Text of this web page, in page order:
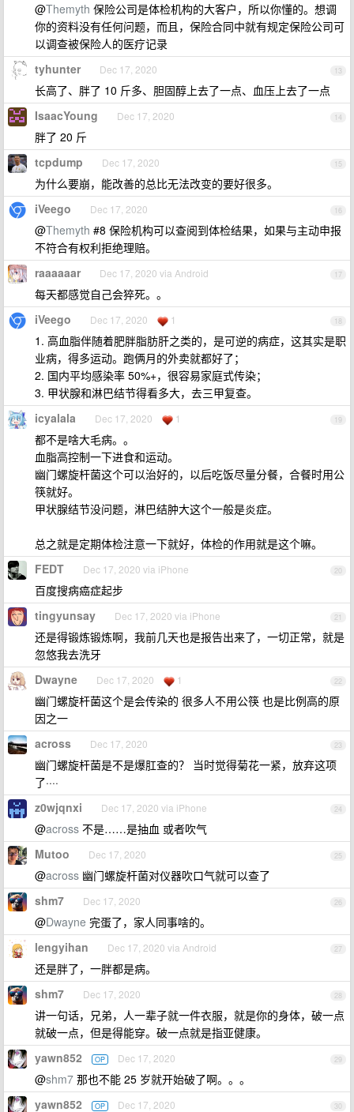
@Themyth 保险公司是体检机构的大客户，所以你懂的。想调
你的资料没有任何问题，而且，保险合同中就有规定保险公司可
以调查被保险人的医疗记录
13
tyhunter Dec 17, 2020
长高了、胖了 10 斤多、胆固醇上去了一点、血压上去了一点
14
IsaacYoung Dec 17, 2020
胖了 20 斤
15
tcpdump Dec 17, 2020
为什么要崩，能改善的总比无法改变的要好很多。
16
iVeego Dec 17, 2020
@Themyth #8 保险机构可以查阅到体检结果，如果与主动申报
不符合有权利拒绝理赔。
17
raaaaaar Dec 17, 2020 via Android
每天都感觉自己会猝死。。
18
iVeego Dec 17, 2020 1
1. 高血脂伴随着肥胖脂肪肝之类的，是可逆的病症，这其实是职
业病，得多运动。跑俩月的外卖就都好了；
2. 国内平均感染率 50%+，很容易家庭式传染；
3. 甲状腺和淋巴结节得看多大，去三甲复查。
19
icyalala Dec 17, 2020 1
都不是啥大毛病。。
血脂高控制一下进食和运动。
幽门螺旋杆菌这个可以治好的，以后吃饭尽量分餐，合餐时用公
筷就好。
甲状腺结节没问题，淋巴结肿大这个一般是炎症。
总之就是定期体检注意一下就好，体检的作用就是这个嘛。
20
FEDT Dec 17, 2020 via iPhone
百度搜病癌症起步
21
tingyunsay Dec 17, 2020 via iPhone
还是得锻炼锻炼啊，我前几天也是报告出来了，一切正常，就是
忽悠我去洗牙
22
Dwayne Dec 17, 2020 1
幽门螺旋杆菌这个是会传染的 很多人不用公筷 也是比例高的原
因之一
23
across Dec 17, 2020
幽门螺旋杆菌是不是爆肛查的？ 当时觉得菊花一紧，放弃这项
了····
24
z0wjqnxi Dec 17, 2020 via iPhone
@across 不是……是抽血 或者吹气
25
Mutoo Dec 17, 2020
@across 幽门螺旋杆菌对仪器吹口气就可以查了
26
shm7 Dec 17, 2020
@Dwayne 完蛋了，家人同事啥的。
27
lengyihan Dec 17, 2020 via Android
还是胖了，一胖都是病。
28
shm7 Dec 17, 2020
讲一句话，兄弟，人一辈子就一件衣服，就是你的身体，破一点
就破一点，但是得能穿。破一点就是指亚健康。
29
yawn852 OP Dec 17, 2020
@shm7 那也不能 25 岁就开始破了啊。。。
30
yawn852 OP Dec 17, 2020